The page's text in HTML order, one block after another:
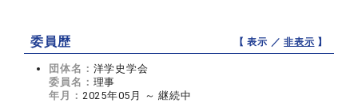
委員歴 【 表示 ／非表示 】
団体名： 洋学史学会
委員名： 理事
年月： 2025年05月 ～ 継続中